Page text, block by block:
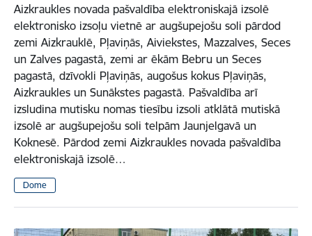
Aizkraukles novada pašvaldība elektroniskajā izsolē
elektronisko izsoļu vietnē ar augšupejošu soli pārdod
zemi Aizkrauklē, Pļaviņās, Aiviekstes, Mazzalves, Seces
un Zalves pagastā, zemi ar ēkām Bebru un Seces
pagastā, dzīvokli Pļaviņās, augošus kokus Pļaviņās,
Aizkraukles un Sunākstes pagastā. Pašvaldība arī
izsludina mutisku nomas tiesību izsoli atklātā mutiskā
izsolē ar augšupejošu soli telpām Jaunjelgavā un
Koknesē. Pārdod zemi Aizkraukles novada pašvaldība
elektroniskajā izsolē…
Dome